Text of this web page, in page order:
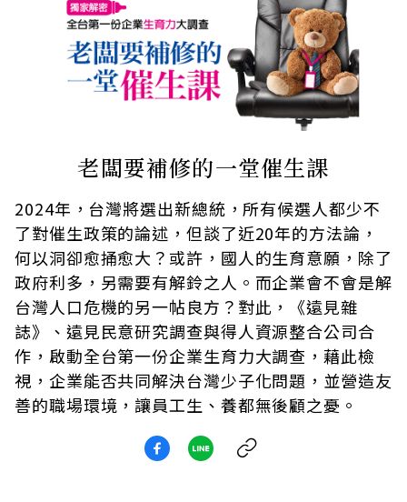
老闆要補修的一堂催生課
2024年，台灣將選出新總統，所有候選人都少不
了對催生政策的論述，但談了近20年的方法論，
何以洞卻愈捅愈大？或許，國人的生育意願，除了
政府利多，另需要有解鈴之人。而企業會不會是解
台灣人口危機的另一帖良方？對此，《遠見雜
誌》、遠見民意研究調查與得人資源整合公司合
作，啟動全台第一份企業生育力大調查，藉此檢
視，企業能否共同解決台灣少子化問題，並營造友
善的職場環境，讓員工生、養都無後顧之憂。